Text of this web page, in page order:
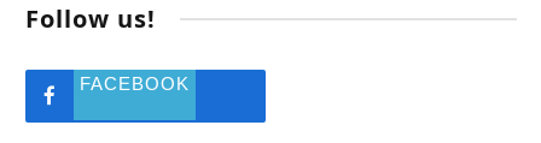
Follow us!
FACEBOOK